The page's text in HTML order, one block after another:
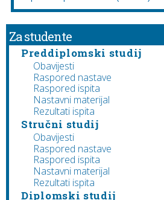
Za studente
Preddiplomski studij
Obavijesti
Raspored nastave
Raspored ispita
Nastavni materijal
Rezultati ispita
Stručni studij
Obavijesti
Raspored nastave
Raspored ispita
Nastavni materijal
Rezultati ispita
Diplomski studij